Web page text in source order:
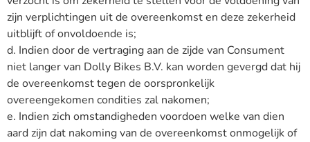
zijn verplichtingen uit de overeenkomst en deze zekerheid
uitblijft of onvoldoende is;
d. Indien door de vertraging aan de zijde van Consument
niet langer van Dolly Bikes B.V. kan worden gevergd dat hij
de overeenkomst tegen de oorspronkelijk
overeengekomen condities zal nakomen;
e. Indien zich omstandigheden voordoen welke van dien
aard zijn dat nakoming van de overeenkomst onmogelijk of